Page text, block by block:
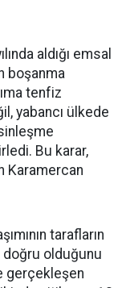
aldığı emsal
boşanma
tenfiz
yabancı ülkede
Bu karar,
Karamercan
tarafların
doğru olduğunu
gerçekleşen